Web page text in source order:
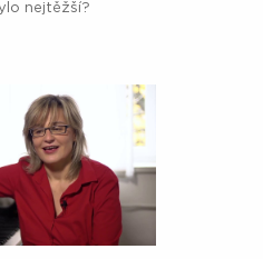
nejtěžší?